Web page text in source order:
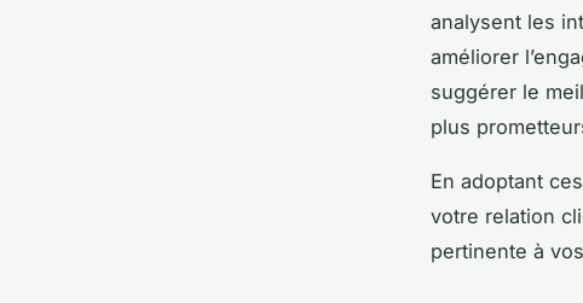
analysent les
améliorer
suggérer le
plus
En adoptant
votre relation
pertinente à